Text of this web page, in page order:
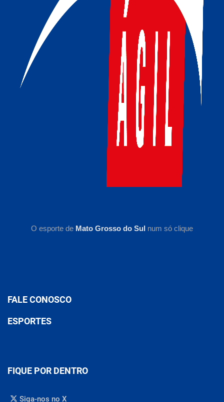
O esporte de Mato Grosso do Sul num só clique
FALE CONOSCO
ESPORTES
FIQUE POR DENTRO
Siga-nos no X